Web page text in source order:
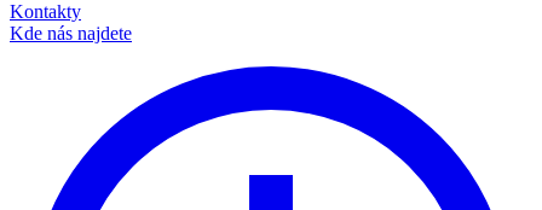
Kontakty
Kde nás najdete